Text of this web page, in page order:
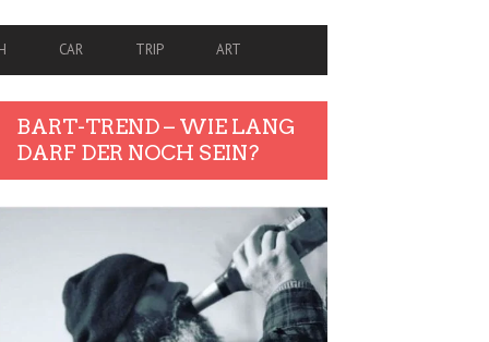
CAR TRIP ART
BART-TREND – WIE LANG
DARF DER NOCH SEIN?